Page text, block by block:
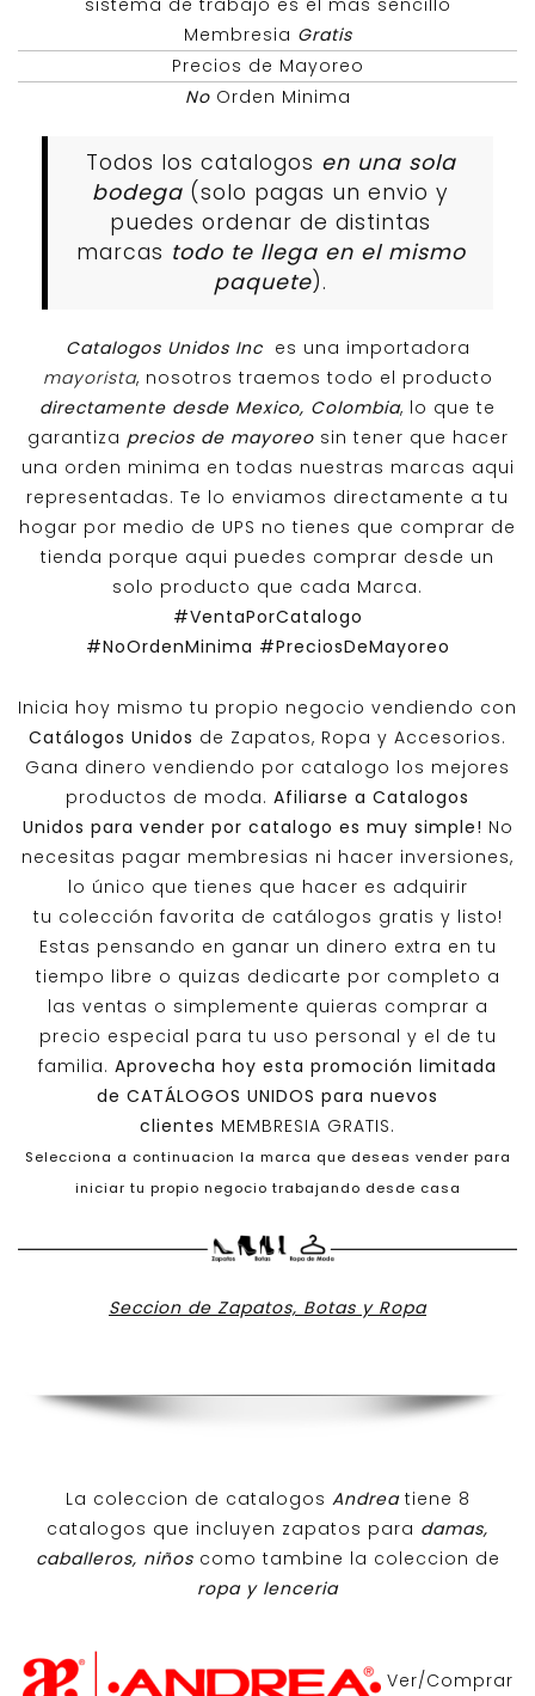
Membresia Gratis
Precios de Mayoreo
NoOrden Minima
Todos los catalogos en una sola
bodega (solo pagas un envio y
puedes ordenar de distintas
marcas todo te llega en el mismo
paquete).
Catalogos Unidos Inc es una importadora
mayorista, nosotros traemos todo el producto
directamente desde Mexico, Colombia, lo que te
garantiza precios de mayoreosin tener que hacer
una orden minima en todas nuestras marcas aqui
representadas. Te lo enviamos directamente a tu
hogar por medio de UPS no tienes que comprar de
tienda porque aqui puedes comprar desde un
solo producto que cada Marca.
#VentaPorCatalogo
#NoOrdenMinima #PreciosDeMayoreo
Inicia hoy mismo tu propio negocio vendiendo con
Catálogos Unidos de Zapatos, Ropa y Accesorios.
Gana dinero vendiendo por catalogo los mejores
productos de moda. Afiliarse a Catalogos
Unidos para vender por catalogo es muy simple! No
necesitas pagar membresias ni hacer inversiones,
lo único que tienes que hacer es adquirir
tu colección favorita de catálogos gratis y listo!
Estas pensando en ganar un dinero extra en tu
tiempo libre o quizas dedicarte por completo a
las ventas o simplemente quieras comprar a
precio especial para tu uso personal y el de tu
familia. Aprovecha hoy esta promoción limitada
de CATÁLOGOS UNIDOS para nuevos
clientes MEMBRESIA GRATIS.
Selecciona a continuacion la marca que deseas vender para
iniciar tu propio negocio trabajando desde casa
Seccion de Zapatos, Botas y Ropa
La coleccion de catalogos Andreatiene 8
catalogos que incluyen zapatos para damas,
caballeros, niños como tambine la coleccion de
ropa y lenceria
Ver/Comprar